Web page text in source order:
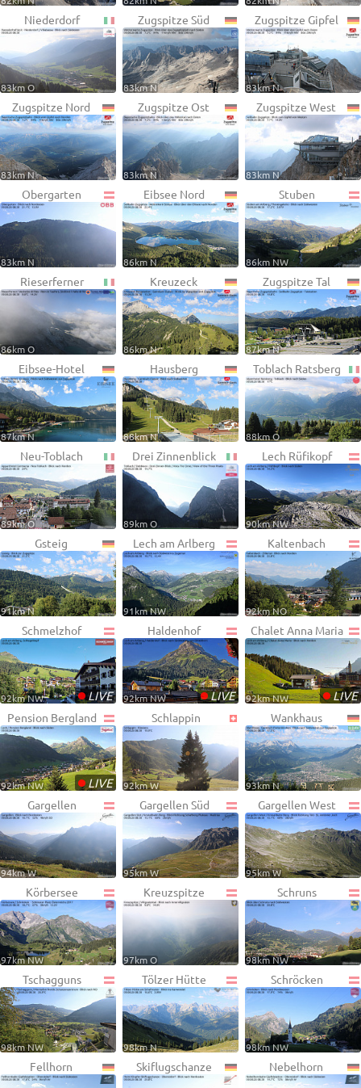
Niederdorf
83km O
Zugspitze Süd
83km N
Zugspitze Gipfel
83km N
Zugspitze Nord
83km N
Zugspitze Ost
83km N
Zugspitze West
83km N
Obergarten
83km N
Eibsee Nord
86km N
Stuben
86km NW
Rieserferner
86km O
Kreuzeck
86km N
Zugspitze Tal
87km N
Eibsee-Hotel
87km N
Hausberg
88km N
Toblach Ratsberg
88km O
Neu-Toblach
89km O
Drei Zinnenblick
89km O
Lech Rüfikopf
90km NW
Gsteig
91km N
Lech am Arlberg
91km NW
Kaltenbach
92km NO
Schmelzhof
•LIVE
92km NW
Haldenhof
•LIVE
92km NW
Chalet Anna Maria
•LIVE
92km NW
Pension Bergland
•LIVE
92km NW
Schlappin
92km W
Wankhaus
93km N
Gargellen
94km W
Gargellen Süd
95km W
Gargellen West
95km W
Körbersee
97km NW
Kreuzspitze
97km O
Schruns
98km NW
Tschagguns
98km NW
Tölzer Hütte
98km N
Schröcken
98km NW
Fellhorn Skiflugschanze Nebelhorn